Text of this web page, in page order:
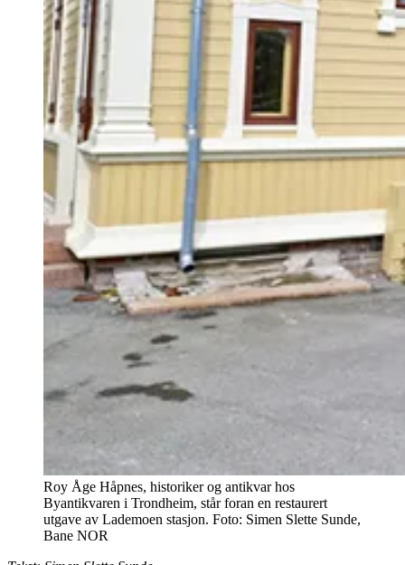
Roy Åge Håpnes, historiker og antikvar hos
Byantikvaren i Trondheim, står foran en restaurert
utgave av Lademoen stasjon. Foto: Simen Slette Sunde,
Bane NOR